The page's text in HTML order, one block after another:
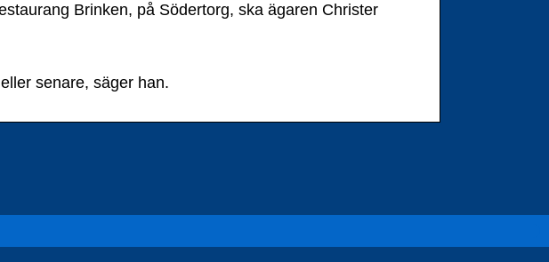
Brinken, på Södertorg, ska ägaren Christer
senare, säger han.